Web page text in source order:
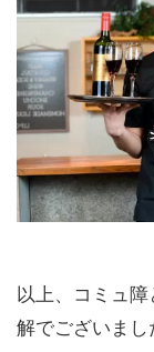
以上、コミュ
解でございまし